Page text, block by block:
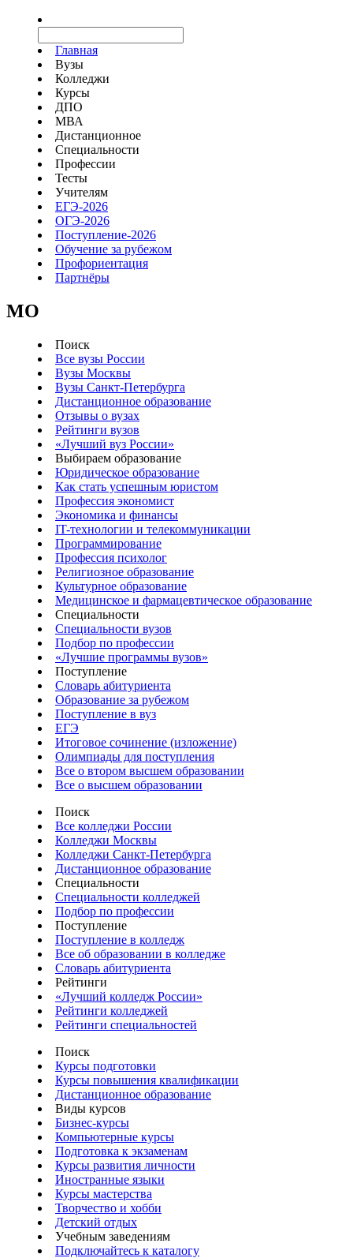
Главная
Вузы
Колледжи
Курсы
ДПО
МВА
Дистанционное
Специальности
Профессии
Тесты
Учителям
ЕГЭ-2026
ОГЭ-2026
Поступление-2026
Обучение за рубежом
Профориентация
Партнёры
MO
Поиск
Все вузы России
Вузы Москвы
Вузы Санкт-Петербурга
Дистанционное образование
Отзывы о вузах
Рейтинги вузов
«Лучший вуз России»
Выбираем образование
Юридическое образование
Как стать успешным юристом
Профессия экономист
Экономика и финансы
IT-технологии и телекоммуникации
Программирование
Профессия психолог
Религиозное образование
Культурное образование
Медицинское и фармацевтическое образование
Специальности
Специальности вузов
Подбор по профессии
«Лучшие программы вузов»
Поступление
Словарь абитуриента
Образование за рубежом
Поступление в вуз
ЕГЭ
Итоговое сочинение (изложение)
Олимпиады для поступления
Все о втором высшем образовании
Все о высшем образовании
Поиск
Все колледжи России
Колледжи Москвы
Колледжи Санкт-Петербурга
Дистанционное образование
Специальности
Специальности колледжей
Подбор по профессии
Поступление
Поступление в колледж
Все об образовании в колледже
Словарь абитуриента
Рейтинги
«Лучший колледж России»
Рейтинги колледжей
Рейтинги специальностей
Поиск
Курсы подготовки
Курсы повышения квалификации
Дистанционное образование
Виды курсов
Бизнес-курсы
Компьютерные курсы
Подготовка к экзаменам
Курсы развития личности
Иностранные языки
Курсы мастерства
Творчество и хобби
Детский отдых
Учебным заведениям
Подключайтесь к каталогу